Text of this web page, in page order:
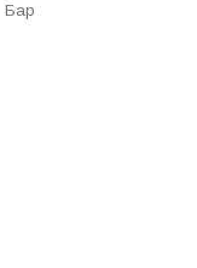
Бар